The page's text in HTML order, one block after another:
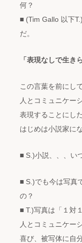
何？
■ (Tim Gallo 以下
だ。
「表現なしで生き
この言葉を前にし
人とコミュニケー
表現することにした
はじめは小説家に
■ S.)小説、、、い
■ S.)でも今は写真
の？
■ T.)写真は「１対
人とコミュニケー
喜び、被写体に自